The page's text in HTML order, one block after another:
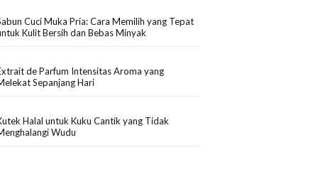
Cuci Muka Pria: Cara Memilih yang Tepat
Kulit Bersih dan Bebas Minyak
de Parfum Intensitas Aroma yang
Sepanjang Hari
Halal untuk Kuku Cantik yang Tidak
Wudu